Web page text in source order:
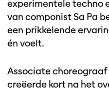
experimentele techno
van componist Sa Pa
een prikkelende
én voelt.
Associate choreograaf
creëerde kort na het